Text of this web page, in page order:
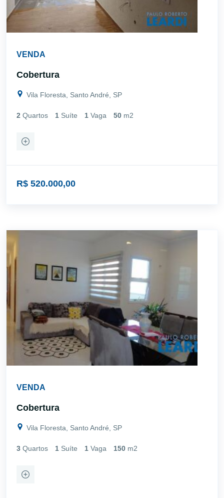
VENDA
Cobertura
Vila Floresta, Santo André, SP
2 Quartos 1 Suíte 1 Vaga 50 m2
R$ 520.000,00
VENDA
Cobertura
Vila Floresta, Santo André, SP
3 Quartos 1 Suíte 1 Vaga 150 m2